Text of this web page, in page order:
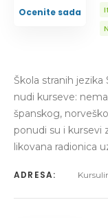
Ocenite sada
Škola stranih
nudi kurseve:
španskog,
ponudi su i kursevi
likovana radionica
ADRESA: